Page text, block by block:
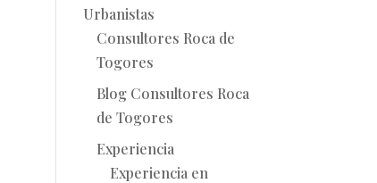
Urbanistas
Consultores Roca de
Togores
Blog Consultores Roca
de Togores
Experiencia
Experiencia en